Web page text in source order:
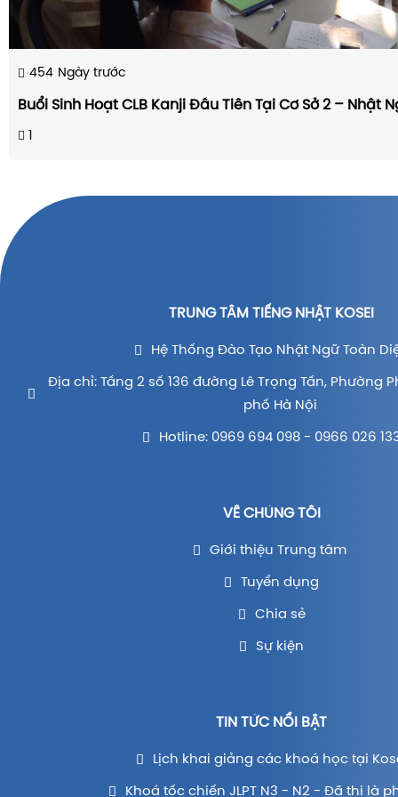
454 Ngày trước
Buổi Sinh Hoạt CLB Kanji Đầu Tiên Tại Cơ Sở 2 – Nhật
1
TRUNG TÂM TIẾNG NHẬT KOSEI
Hệ Thống Đào Tạo Nhật Ngữ Toàn
Địa chỉ: Tầng 2 số 136 đường Lê Trọng Tấn, Phường
phố Hà Nội
Hotline: 0969 694 098 - 0966 026
VỀ CHÚNG TÔI
Giới thiệu Trung tâm
Tuyển dụng
Chia sẻ
Sự kiện
TIN TỨC NỔI BẬT
Lịch khai giảng các khoá học tại
Khoá tốc chiến JLPT N3 - N2 - Đã thi là